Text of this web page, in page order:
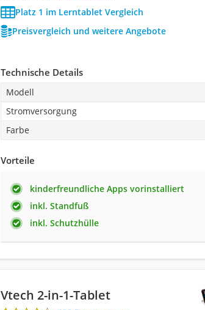
Platz 1 im Lerntablet Vergleich
Preisvergleich und weitere Angebote
Technische Details
Modell
Stromversorgung
Farbe
Vorteile
kinderfreundliche Apps vorinstalliert
inkl. Standfuß
inkl. Schutzhülle
Vtech 2-in-1-Tablet